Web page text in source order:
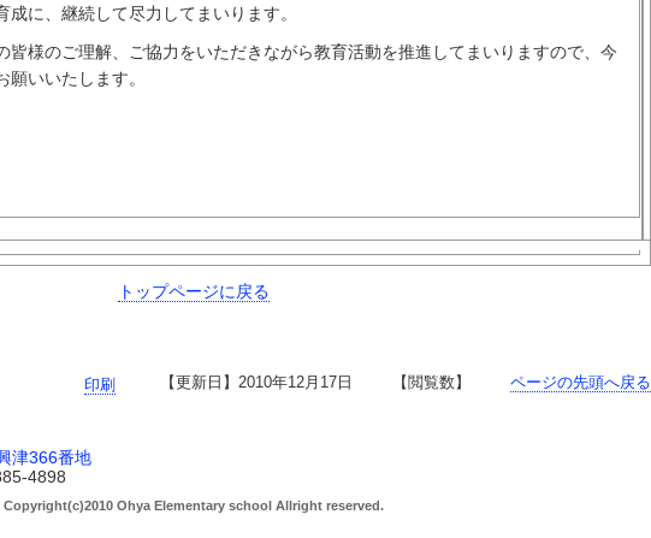
に、継続して尽力してまいります。
様のご理解、ご協力をいただきながら教育活動を推進してまいりますので、今
いいたします。
トップページに戻る
印刷 【更新日】 2010年12月17日 【閲覧数】 ページの先頭へ戻る
津366番地
4898
Copyright(c)2010 Ohya Elementary school Allright reserved.